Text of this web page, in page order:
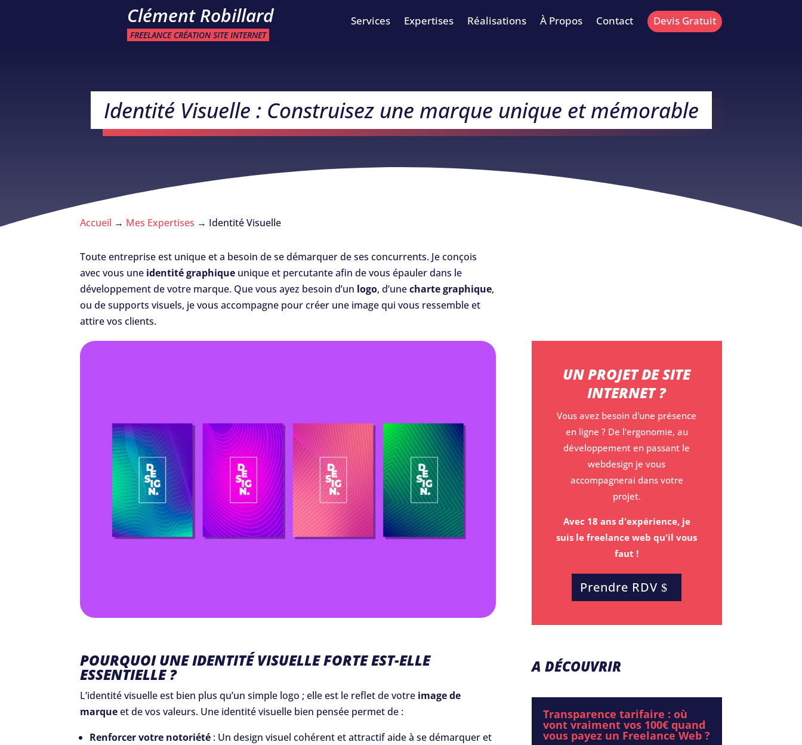
Clément Robillard
FREELANCE CRÉATION SITE INTERNET
Services Expertises Réalisations À Propos Contact Devis Gratuit
Identité Visuelle : Construisez une marque unique et mémorable
Accueil → Mes Expertises → Identité Visuelle
Toute entreprise est unique et a besoin de se démarquer de ses concurrents. Je conçois
avec vous une identité graphique unique et percutante afin de vous épauler dans le
développement de votre marque. Que vous ayez besoin d’un logo, d’unecharte graphique,
ou de supports visuels, je vous accompagne pour créer une image qui vous ressemble et
attire vos clients.
POURQUOI UNE IDENTITÉ VISUELLE FORTE EST-ELLE
ESSENTIELLE ?
L’identité visuelle est bien plus qu’un simple logo ; elle est le reflet de votre image de
marqueet de vos valeurs. Une identité visuelle bien pensée permet de :
Renforcer votre notoriété : Un design visuel cohérent et attractif aide à se démarquer et
UN PROJET DE SITE
INTERNET ?
Vous avez besoin d'une présence
en ligne ? De l'ergonomie, au
développement en passant le
webdesign je vous
accompagnerai dans votre
projet.
Avec 18 ans d'expérience, je
suis le freelance web qu'il vous
faut !
Prendre RDV
A DÉCOUVRIR
Transparence tarifaire : où
vont vraiment vos 100€ quand
vous payez un Freelance Web ?